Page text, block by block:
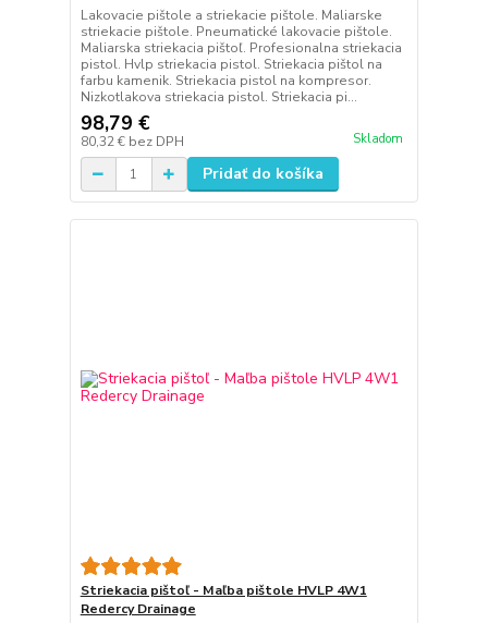
Lakovacie pištole a striekacie pištole. Maliarske
striekacie pištole. Pneumatické lakovacie pištole.
Maliarska striekacia pištoľ. Profesionalna striekacia
pistol. Hvlp striekacia pistol. Striekacia pištol na
farbu kamenik. Striekacia pistol na kompresor.
Nizkotlakova striekacia pistol. Striekacia pi...
98,79 €
80,32 € bez DPH Skladom
Pridať do košíka
Striekacia pištoľ - Maľba pištole HVLP 4W1
Redercy Drainage